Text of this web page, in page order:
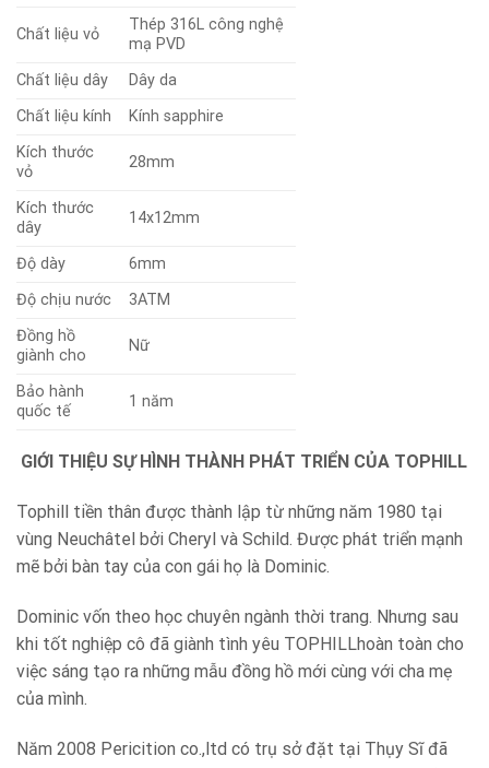
Chất liệu vỏ
Thép 316L công nghệ
mạ PVD
Chất liệu dây
Dây da
Chất liệu kính
Kính sapphire
Kích thước
vỏ
28mm
Kích thước
dây
14x12mm
Độ dày
6mm
Độ chịu nước
3ATM
Đồng hồ
giành cho
Nữ
Bảo hành
quốc tế
1 năm
GIỚI THIỆU SỰ HÌNH THÀNH PHÁT TRIỂN CỦA TOPHILL
Tophill tiền thân được thành lập từ những năm 1980 tại
vùng Neuchâtel bởi Cheryl và Schild. Được phát triển mạnh
mẽ bởi bàn tay của con gái họ là Dominic.
Dominic vốn theo học chuyên ngành thời trang. Nhưng sau
khi tốt nghiệp cô đã giành tình yêu TOPHILLhoàn toàn cho
việc sáng tạo ra những mẫu đồng hồ mới cùng với cha mẹ
của mình.
Năm 2008 Pericition co.,ltd có trụ sở đặt tại Thụy Sĩ đã